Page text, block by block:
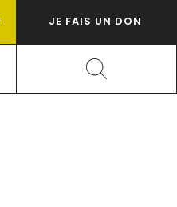
JE FAIS UN DON
Rechercher